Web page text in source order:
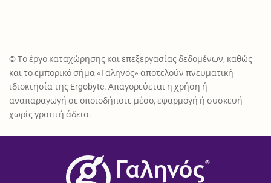
© Το έργο καταχώρησης και επεξεργασίας δεδομένων, καθώς
και το εμπορικό σήμα «Γαληνός» αποτελούν πνευματική
ιδιοκτησία της Ergobyte. Απαγορεύεται η χρήση ή
αναπαραγωγή σε οποιοδήποτε μέσο, εφαρμογή ή συσκευή
χωρίς γραπτή άδεια.
®